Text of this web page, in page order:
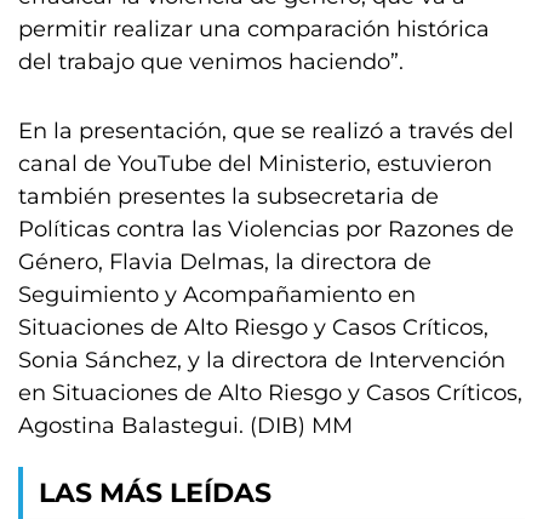
permitir realizar una comparación histórica
del trabajo que venimos haciendo”.
En la presentación, que se realizó a través del
canal de YouTube del Ministerio, estuvieron
también presentes la subsecretaria de
Políticas contra las Violencias por Razones de
Género, Flavia Delmas, la directora de
Seguimiento y Acompañamiento en
Situaciones de Alto Riesgo y Casos Críticos,
Sonia Sánchez, y la directora de Intervención
en Situaciones de Alto Riesgo y Casos Críticos,
Agostina Balastegui. (DIB) MM
LAS MÁS LEÍDAS